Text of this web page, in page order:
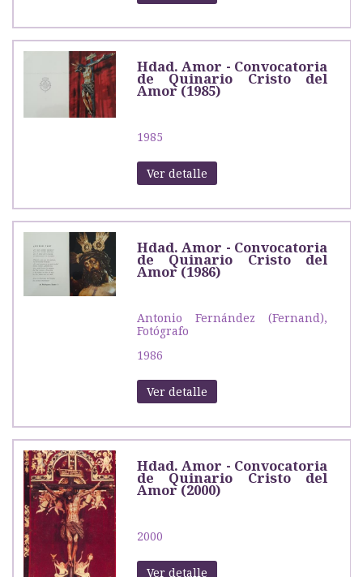
Hdad. Amor - Convocatoria
de Quinario Cristo del
Amor (1985)
1985
Ver detalle
Hdad. Amor - Convocatoria
de Quinario Cristo del
Amor (1986)
Antonio Fernández (Fernand),
Fotógrafo
1986
Ver detalle
Hdad. Amor - Convocatoria
de Quinario Cristo del
Amor (2000)
2000
Ver detalle